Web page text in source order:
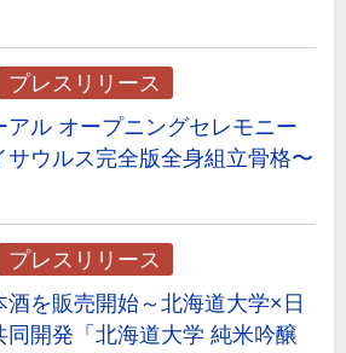
プレスリリース
アル オープニングセレモニー
サウルス完全版全身組立骨格〜
プレスリリース
を販売開始～北海道大学×日
同開発「北海道大学 純米吟醸